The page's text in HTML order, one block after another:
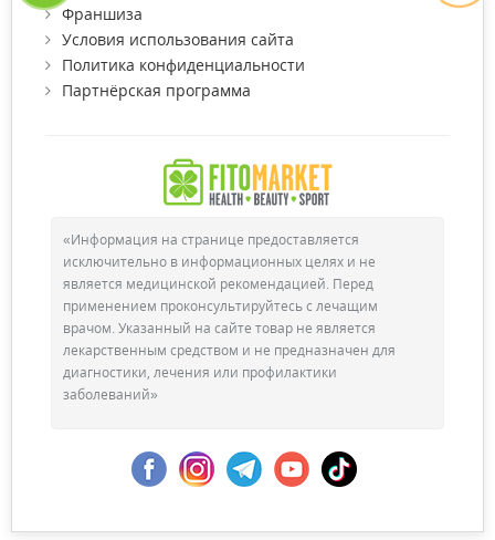
Франшиза
Условия использования сайта
Политика конфиденциальности
Партнёрская программа
«Информация на странице предоставляется
исключительно в информационных целях и не
является медицинской рекомендацией. Перед
применением проконсультируйтесь с лечащим
врачом. Указанный на сайте товар не является
лекарственным средством и не предназначен для
диагностики, лечения или профилактики
заболеваний»